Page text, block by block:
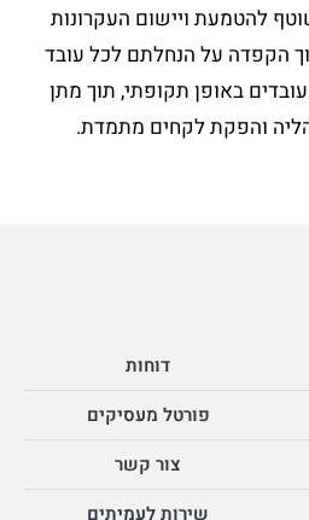
להטמעת ויישום העקרונות
הקפדה על הנחלתם לכל עובד
באופן תקופתי, תוך מתן
והפקת לקחים מתמדת.
דוחות
פורטל מעסיקים
צור קשר
שירות לעמיתים